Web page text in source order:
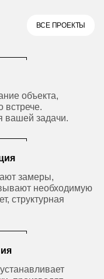
ВСЕ ПРОЕКТЫ
объекта,
встрече.
вашей задачи.
замеры,
необходимую
структурная